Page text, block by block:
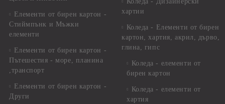
Елементи от бирен картон -
Стиймпънк и Мъжки
елементи
Елементи от бирен картон -
Пътешестия - море, планина
,транспорт
Елементи от бирен картон -
Други
хартии
Коледа - Eлементи от бирен
картон, хартия, акрил, дърво,
глина, гипс
Коледа - елементи от
бирен картон
Коледа - елементи от
хартия